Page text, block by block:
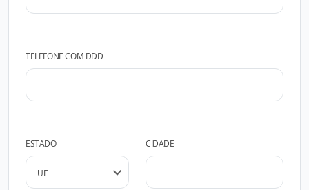
TELEFONE COM DDD
ESTADO CIDADE